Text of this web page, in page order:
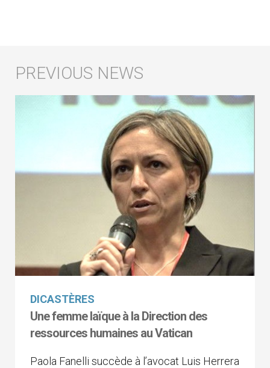
DICASTÈRES
Une femme laïque à la Direction des
ressources humaines au Vatican
Paola Fanelli succède à l’avocat Luis Herrera